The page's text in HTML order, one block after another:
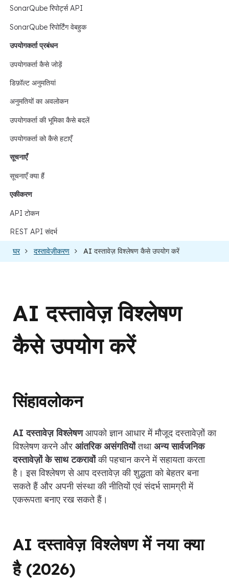
SonarQube रिपोर्ट्स API
SonarQube रिपोर्टिंग वेबहुक
उपयोगकर्ता प्रबंधन
उपयोगकर्ता कैसे जोड़ें
डिफ़ॉल्ट अनुमतियां
अनुमतियों का अवलोकन
उपयोगकर्ता की भूमिका कैसे बदलें
उपयोगकर्ता को कैसे हटाएँ
सूचनाएँ
सूचनाएँ क्या हैं
एकीकरण
API टोकन
REST API संदर्भ
घर दस्तावेज़ीकरण AI दस्तावेज़ विश्लेषण कैसे उपयोग करें
AI दस्तावेज़ विश्लेषण
कैसे उपयोग करें
सिंहावलोकन
AI दस्तावेज़ विश्लेषणआपको ज्ञान आधार में मौजूद दस्तावेज़ों का
विश्लेषण करने और आंतरिक असंगतियोंतथाअन्य सार्वजनिक
दस्तावेज़ों के साथ टकरावोंकी पहचान करने में सहायता करता
है। इस विश्लेषण से आप दस्तावेज़ की शुद्धता को बेहतर बना
सकते हैं और अपनी संस्था की नीतियों एवं संदर्भ सामग्री में
एकरूपता बनाए रख सकते हैं।
AI दस्तावेज़ विश्लेषण में नया क्या
है (2026)